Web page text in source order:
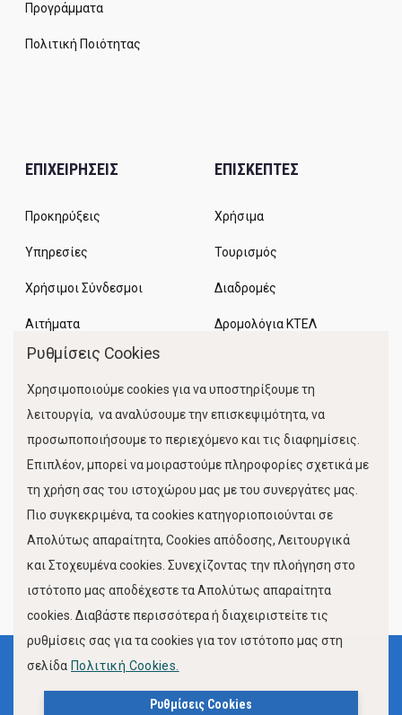
Προγράμματα
Πολιτική Ποιότητας
ΕΠΙΧΕΙΡΗΣΕΙΣ
Προκηρύξεις
Υπηρεσίες
Χρήσιμοι Σύνδεσμοι
Αιτήματα
ΕΠΙΣΚΕΠΤΕΣ
Χρήσιμα
Τουρισμός
Διαδρομές
Δρομολόγια ΚΤΕΛ
Κίνηση Λιμένος
FOLLOW US
Όροι Χρήσης
Πολιτική Προστασίας Προσωπικών Δεδομένων
Ρυθμίσεις Cookies
Χρησιμοποιούμε cookies για να υποστηρίξουμε τη
λειτουργία, να αναλύσουμε την επισκεψιμότητα, να
προσωποποιήσουμε το περιεχόμενο και τις διαφημίσεις.
Επιπλέον, μπορεί να μοιραστούμε πληροφορίες σχετικά με
τη χρήση σας του ιστοχώρου μας με του συνεργάτες μας.
Πιο συγκεκριμένα, τα cookies κατηγοριοποιούνται σε
Απολύτως απαραίτητα, Cookies απόδοσης, Λειτουργικά
και Στοχευμένα cookies. Συνεχίζοντας την πλοήγηση στο
ιστότοπο μας αποδέχεστε τα Απολύτως απαραίτητα
cookies. Διαβάστε περισσότερα ή διαχειριστείτε τις
ρυθμίσεις σας για τα cookies για τον ιστότοπο μας στη
σελίδα Πολιτική Cookies.
Ρυθμίσεις Cookies